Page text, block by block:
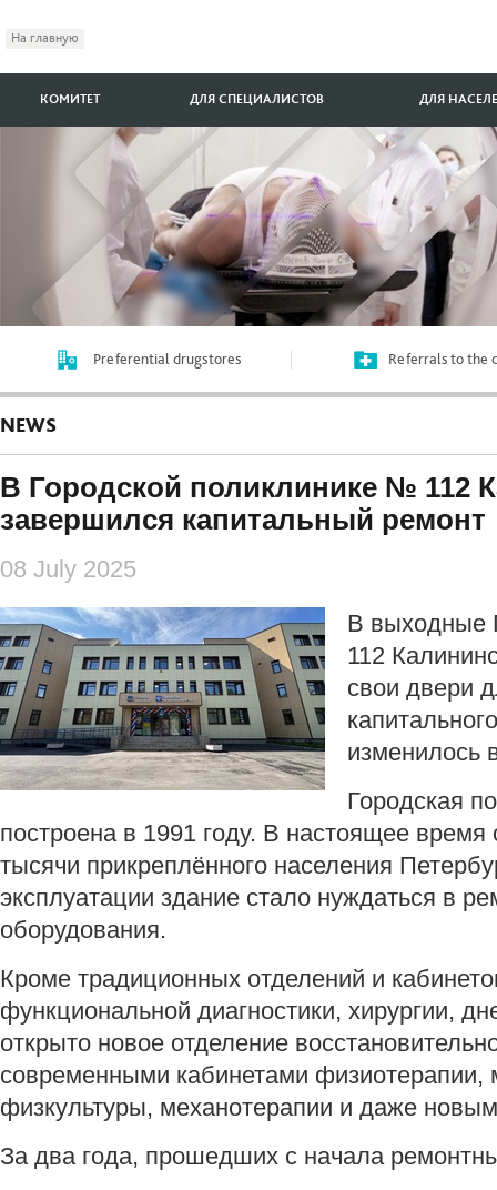
На главную
КОМИТЕТ ДЛЯ СПЕЦИАЛИСТОВ ДЛЯ
Preferential drugstores Referrals to the
NEWS
В Городской поликлинике № 112
завершился капитальный ремонт
08 July 2025
В выходные
112
свои двери
изменилось
Городская
построена в 1991 году. В настоящее
тысячи прикреплённого населения
эксплуатации здание стало нуждаться в
оборудования.
Кроме традиционных отделений и
функциональной диагностики, хирургии,
открыто новое отделение
современными кабинетами физиотерапии,
физкультуры, механотерапии и даже
За два года, прошедших с начала